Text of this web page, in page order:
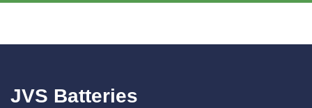
JVS Batteries